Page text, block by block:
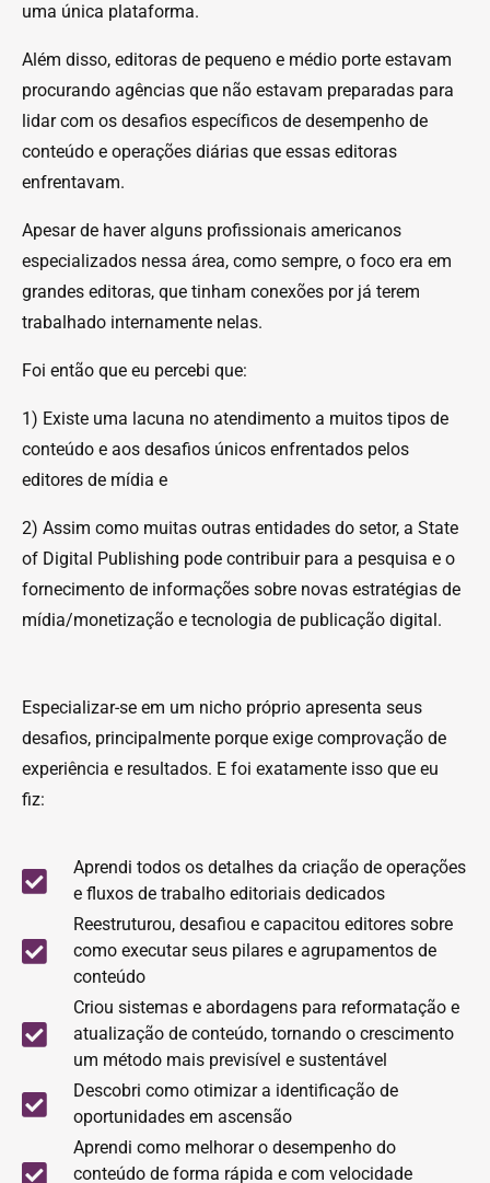
uma única plataforma.
Além disso, editoras de pequeno e médio porte estavam
procurando agências que não estavam preparadas para
lidar com os desafios específicos de desempenho de
conteúdo e operações diárias que essas editoras
enfrentavam.
Apesar de haver alguns profissionais americanos
especializados nessa área, como sempre, o foco era em
grandes editoras, que tinham conexões por já terem
trabalhado internamente nelas.
Foi então que eu percebi que:
1) Existe uma lacuna no atendimento a muitos tipos de
conteúdo e aos desafios únicos enfrentados pelos
editores de mídia e
2) Assim como muitas outras entidades do setor, a State
of Digital Publishing pode contribuir para a pesquisa e o
fornecimento de informações sobre novas estratégias de
mídia/monetização e tecnologia de publicação digital.
Especializar-se em um nicho próprio apresenta seus
desafios, principalmente porque exige comprovação de
experiência e resultados. E foi exatamente isso que eu
fiz:
Aprendi todos os detalhes da criação de operações
e fluxos de trabalho editoriais dedicados
Reestruturou, desafiou e capacitou editores sobre
como executar seus pilares e agrupamentos de
conteúdo
Criou sistemas e abordagens para reformatação e
atualização de conteúdo, tornando o crescimento
um método mais previsível e sustentável
Descobri como otimizar a identificação de
oportunidades em ascensão
Aprendi como melhorar o desempenho do
conteúdo de forma rápida e com velocidade